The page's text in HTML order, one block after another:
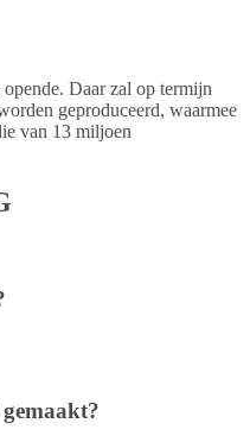
Daar zal op termijn
geproduceerd, waarmee
van 13 miljoen